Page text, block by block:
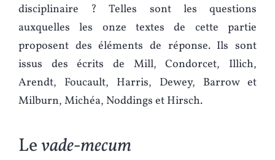
disciplinaire ? Telles sont les questions
auxquelles les onze textes de cette partie
proposent des éléments de réponse. Ils sont
issus des écrits de Mill, Condorcet, Illich,
Arendt, Foucault, Harris, Dewey, Barrow et
Milburn, Michéa, Noddings et Hirsch.
Levade-mecum